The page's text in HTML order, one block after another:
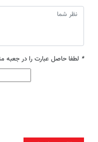
* لطفا حاصل عبارت را در جعبه